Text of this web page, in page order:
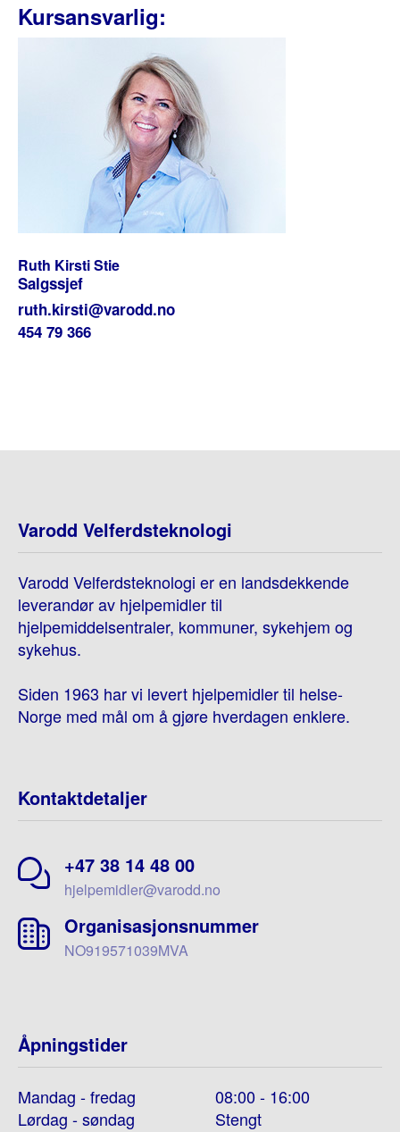
Kursansvarlig:
Ruth Kirsti Stie
Salgssjef
ruth.kirsti@varodd.no
454 79 366
Varodd Velferdsteknologi
Varodd Velferdsteknologi er en landsdekkende
leverandør av hjelpemidler til
hjelpemiddelsentraler, kommuner, sykehjem og
sykehus.
Siden 1963 har vi levert hjelpemidler til helse-
Norge med mål om å gjøre hverdagen enklere.
Kontaktdetaljer
+47 38 14 48 00
hjelpemidler@varodd.no
Organisasjonsnummer
NO919571039MVA
Åpningstider
Mandag - fredag
08:00 - 16:00
Lørdag - søndag
Stengt